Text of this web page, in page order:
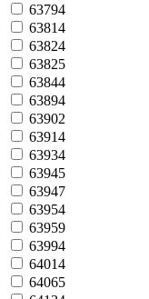
63794
63814
63824
63825
63844
63894
63902
63914
63934
63945
63947
63954
63959
63994
64014
64065